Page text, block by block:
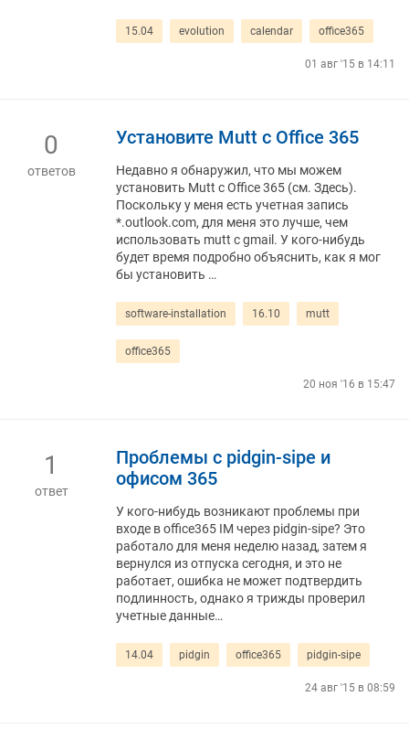
15.04 evolution calendar office365
01 авг '15 в 14:11
0
ответов
Установите Mutt с Office 365
Недавно я обнаружил, что мы можем
установить Mutt с Office 365 (см. Здесь).
Поскольку у меня есть учетная запись
*.outlook.com, для меня это лучше, чем
использовать mutt с gmail. У кого-нибудь
будет время подробно объяснить, как я мог
бы установить …
software-installation 16.10 mutt
office365
20 ноя '16 в 15:47
1
ответ
Проблемы с pidgin-sipe и
офисом 365
У кого-нибудь возникают проблемы при
входе в office365 IM через pidgin-sipe? Это
работало для меня неделю назад, затем я
вернулся из отпуска сегодня, и это не
работает, ошибка не может подтвердить
подлинность, однако я трижды проверил
учетные данные…
14.04 pidgin office365 pidgin-sipe
24 авг '15 в 08:59